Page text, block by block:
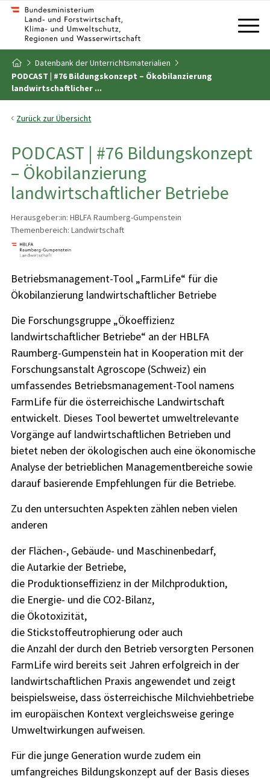
Zum Inhalt
Zum Inhaltsverzeichnis
Zur Startseite
Datenbank der Unterrichtsmaterialien
PODCAST | #76 Bildungskonzept – Ökobilanzierung
landwirtschaftlicher ...
Zurück zur Übersicht
PODCAST | #76 Bildungskonzept
– Ökobilanzierung
landwirtschaftlicher Betriebe
Herausgeber:in: HBLFA Raumberg-Gumpenstein
Themenbereich: Landwirtschaft
Betriebsmanagement-Tool „FarmLife“ für die
Ökobilanzierung landwirtschaftlicher Betriebe
Die Forschungsgruppe „Ökoeffizienz
landwirtschaftlicher Betriebe“ an der HBLFA
Raumberg-Gumpenstein hat in Kooperation mit der
Forschungsanstalt Agroscope (Schweiz) ein
umfassendes Betriebsmanagement-Tool namens
FarmLife für die österreichische Landwirtschaft
entwickelt. Dieses Tool bewertet umweltrelevante
Vorgänge auf landwirtschaftlichen Betrieben und
bietet neben der ökologischen auch eine ökonomische
Analyse der betrieblichen Managementbereiche sowie
darauf basierende Empfehlungen für die Betriebe.
Zu den untersuchten Aspekten zählen neben vielen
anderen
der Flächen-, Gebäude- und Maschinenbedarf,
die Autarkie der Betriebe,
die Produktionseffizienz in der Milchproduktion,
die Energie- und die CO2-Bilanz,
die Ökotoxizität,
die Stickstoffeutrophierung oder auch
die Anzahl der durch den Betrieb versorgten Personen
FarmLife wird bereits seit Jahren erfolgreich in der
landwirtschaftlichen Praxis angewendet und zeigt
beispielsweise, dass österreichische Milchviehbetriebe
im europäischen Kontext vergleichsweise geringe
Umweltwirkungen aufweisen.
Für die junge Generation wurde zudem ein
umfangreiches Bildungskonzept auf der Basis dieses